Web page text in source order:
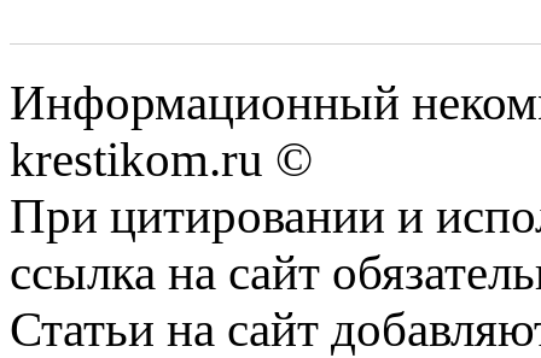
Информационный
krestikom.ru ©
При цитировании и
ссылка на сайт
Статьи на сайт